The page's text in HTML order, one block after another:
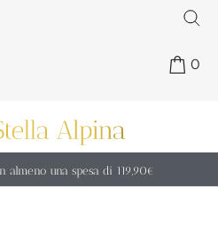
0
almeno una spesa di 119,90€